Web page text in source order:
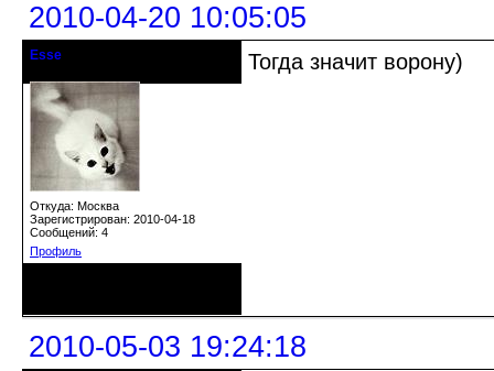
2010-04-20 10:05:05
Esse
Откуда: Москва
Зарегистрирован: 2010-04-18
Сообщений: 4
Профиль
Тогда значит ворону)
2010-05-03 19:24:18